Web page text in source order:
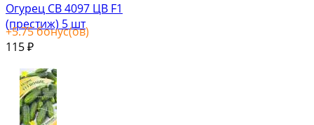
Огурец СВ 4097 ЦВ F1
(престиж) 5 шт
+5.75бонус(ов)
115 ₽